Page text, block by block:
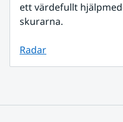
ett värdefullt
skurarna.
Radar